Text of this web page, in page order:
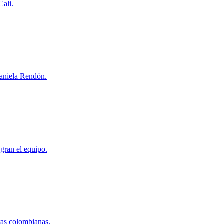
Rendón.
el equipo.
colombianas.